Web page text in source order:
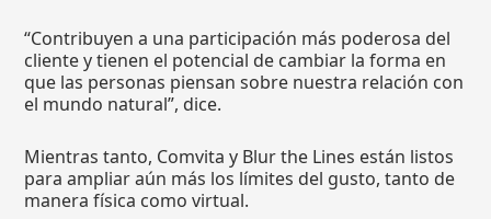
“Contribuyen a una participación más poderosa del
cliente y tienen el potencial de cambiar la forma en
que las personas piensan sobre nuestra relación con
el mundo natural”, dice.
Mientras tanto, Comvita y Blur the Lines están listos
para ampliar aún más los límites del gusto, tanto de
manera física como virtual.